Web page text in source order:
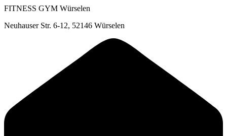
FITNESS GYM Würselen
Neuhauser Str. 6-12, 52146 Würselen